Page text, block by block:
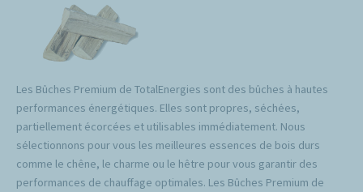
Les Bûches Premium de TotalEnergies sont des bûches à hautes
performances énergétiques. Elles sont propres, séchées,
partiellement écorcées et utilisables immédiatement. Nous
sélectionnons pour vous les meilleures essences de bois durs
comme le chêne, le charme ou le hêtre pour vous garantir des
performances de chauffage optimales. Les Bûches Premium de